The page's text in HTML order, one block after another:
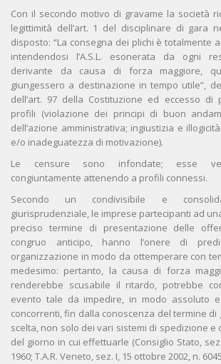
Con il secondo motivo di gravame la società
legittimità dell’art. 1 del disciplinare di gara
disposto: “La consegna dei plichi è totalmente
intendendosi l’A.S.L. esonerata da ogni
derivante da causa di forza maggiore,
giungessero a destinazione in tempo utile”,
dell’art. 97 della Costituzione ed eccesso di
profili (violazione dei principi di buon
dell’azione amministrativa; ingiustizia e
e/o inadeguatezza di motivazione).
Le censure sono infondate; esse
congiuntamente attenendo a profili connessi.
Secondo un condivisibile e
giurisprudenziale, le imprese partecipanti ad
preciso termine di presentazione delle
congruo anticipo, hanno l’onere di
organizzazione in modo da ottemperare con
medesimo: pertanto, la causa di forza
renderebbe scusabile il ritardo, potrebbe
evento tale da impedire, in modo assoluto
concorrenti, fin dalla conoscenza del termine di
scelta, non solo dei vari sistemi di spedizione e
del giorno in cui effettuarle (Consiglio Stato,
1960; T.A.R. Veneto, sez. I, 15 ottobre 2002, n.